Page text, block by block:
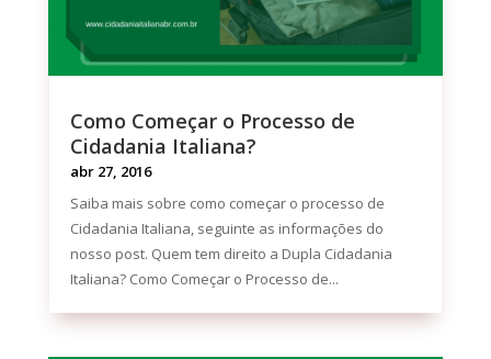
Como Começar o Processo de
Cidadania Italiana?
abr 27, 2016
Saiba mais sobre como começar o processo de
Cidadania Italiana, seguinte as informações do
nosso post. Quem tem direito a Dupla Cidadania
Italiana? Como Começar o Processo de...